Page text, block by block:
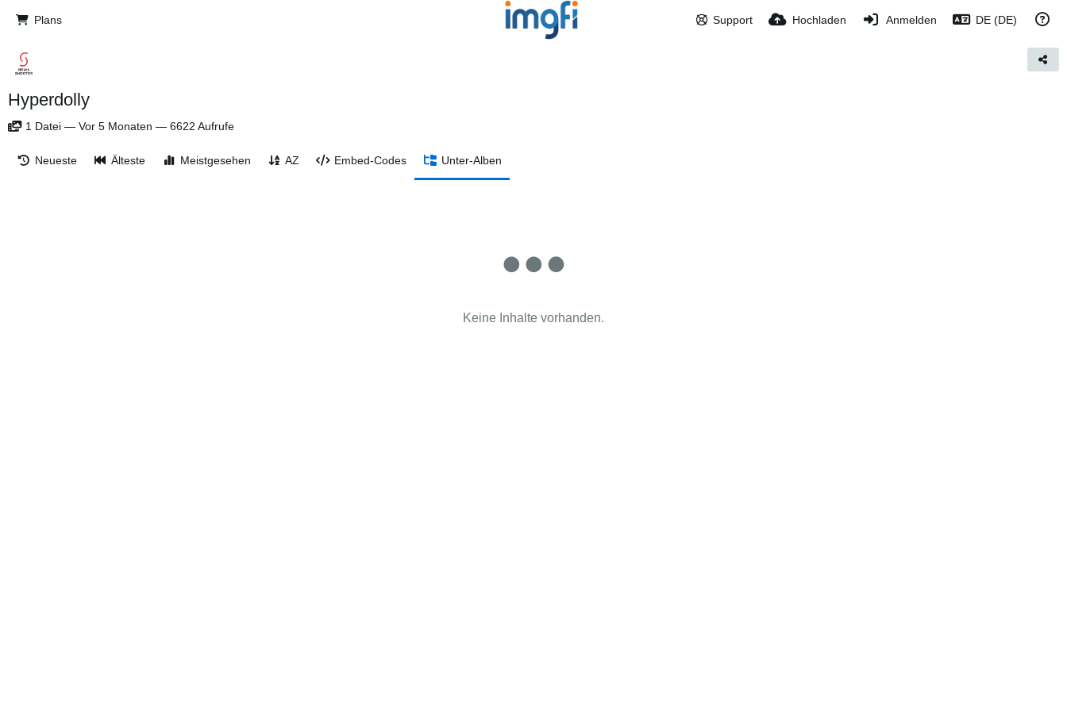
Plans Support Hochladen Anmelden DE (DE)
Hyperdolly
1 Datei — Vor 5 Monaten — 6622 Aufrufe
Neueste Älteste Meistgesehen AZ Embed-Codes Unter-Alben
Keine Inhalte vorhanden.